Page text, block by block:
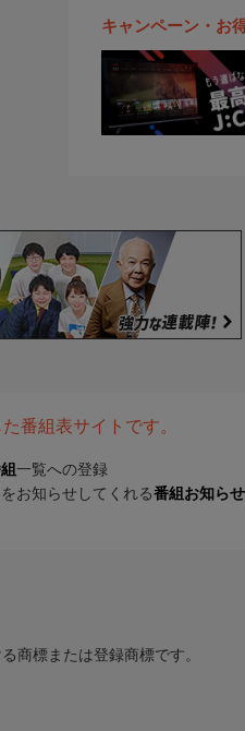
キャンペーン・お
番組表サイトです。
一覧への登録
お知らせしてくれる番組お知ら
商標または登録商標です。